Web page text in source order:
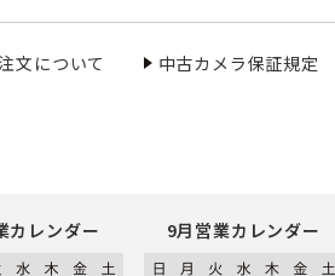
文について 中古カメラ保証規定
カレンダー 9月営業カレンダー